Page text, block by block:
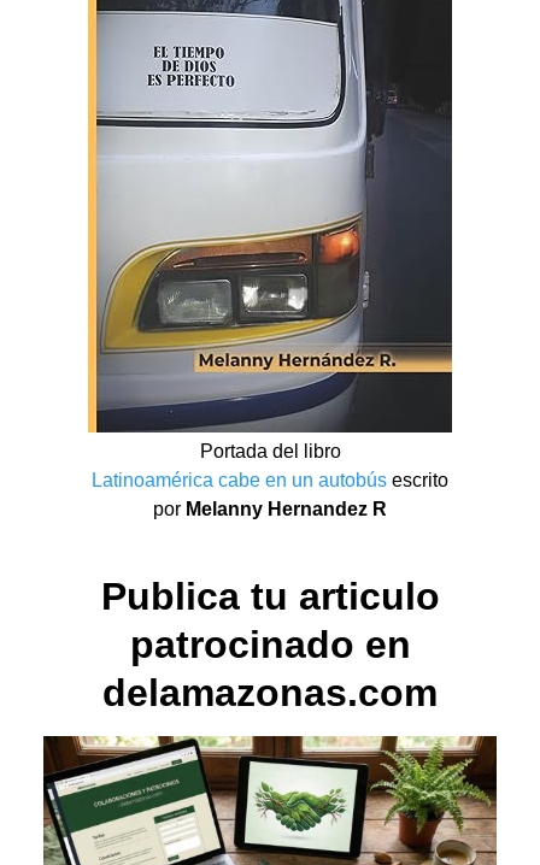
Portada del libro
Latinoamérica cabe en un autobús escrito
por Melanny Hernandez R
Publica tu articulo
patrocinado en
delamazonas.com